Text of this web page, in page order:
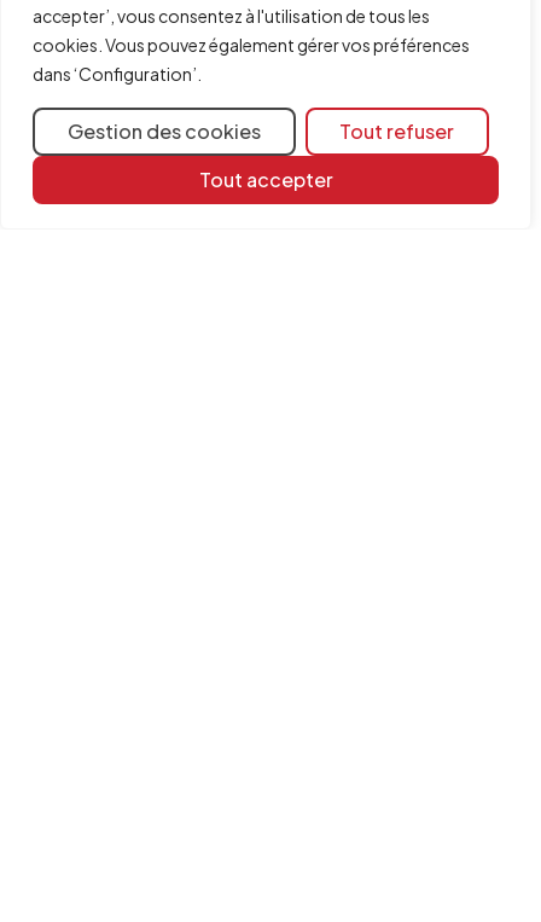
accepter’, vous consentez à l'utilisation de tous les
cookies. Vous pouvez également gérer vos préférences
dans ‘Configuration’.
Gestion des cookies
Tout refuser
Tout accepter
Partager
Plus d'informations
Ressources d'apprentissage
Bibliothèque de documents
FAQ